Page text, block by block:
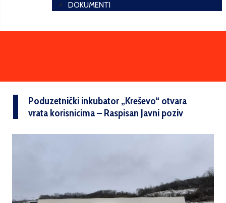
DOKUMENTI
Poduzetnički inkubator „Kreševo“ otvara
vrata korisnicima – Raspisan Javni poziv